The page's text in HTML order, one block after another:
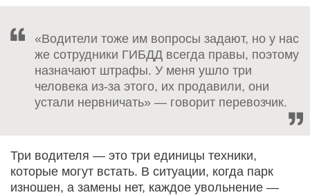
«Водители тоже им вопросы задают, но у нас
же сотрудники ГИБДД всегда правы, поэтому
назначают штрафы. У меня ушло три
человека из-за этого, их продавили, они
устали нервничать» — говорит перевозчик.
Три водителя — это три единицы техники,
которые могут встать. В ситуации, когда парк
изношен, а замены нет, каждое увольнение —